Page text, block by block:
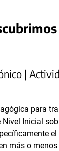
|
para
Nivel Inicial
más o